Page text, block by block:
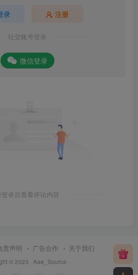
录 注册
社交账号登录
微信登录
登录后查看评论内容
责声明 广告合作 关于我们
© 2023 · Aae_Source ·